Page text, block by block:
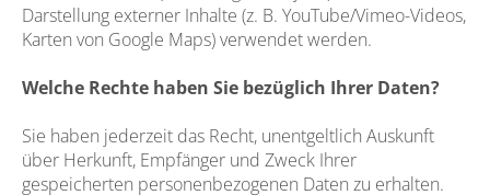
Darstellung externer Inhalte (z. B. YouTube/Vimeo-Videos,
Karten von Google Maps) verwendet werden.
Welche Rechte haben Sie bezüglich Ihrer Daten?
Sie haben jederzeit das Recht, unentgeltlich Auskunft
über Herkunft, Empfänger und Zweck Ihrer
gespeicherten personenbezogenen Daten zu erhalten.